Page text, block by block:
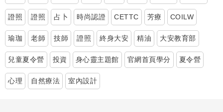
證照 證照 占卜 時尚認證 CETTC 芳療 COILW
瑜珈 老師 技師 證照 終身大安 精油 大安教育部
兒童夏令營 投資 身心靈主題館 官網首頁學分 夏令營
心理 自然療法 室內設計